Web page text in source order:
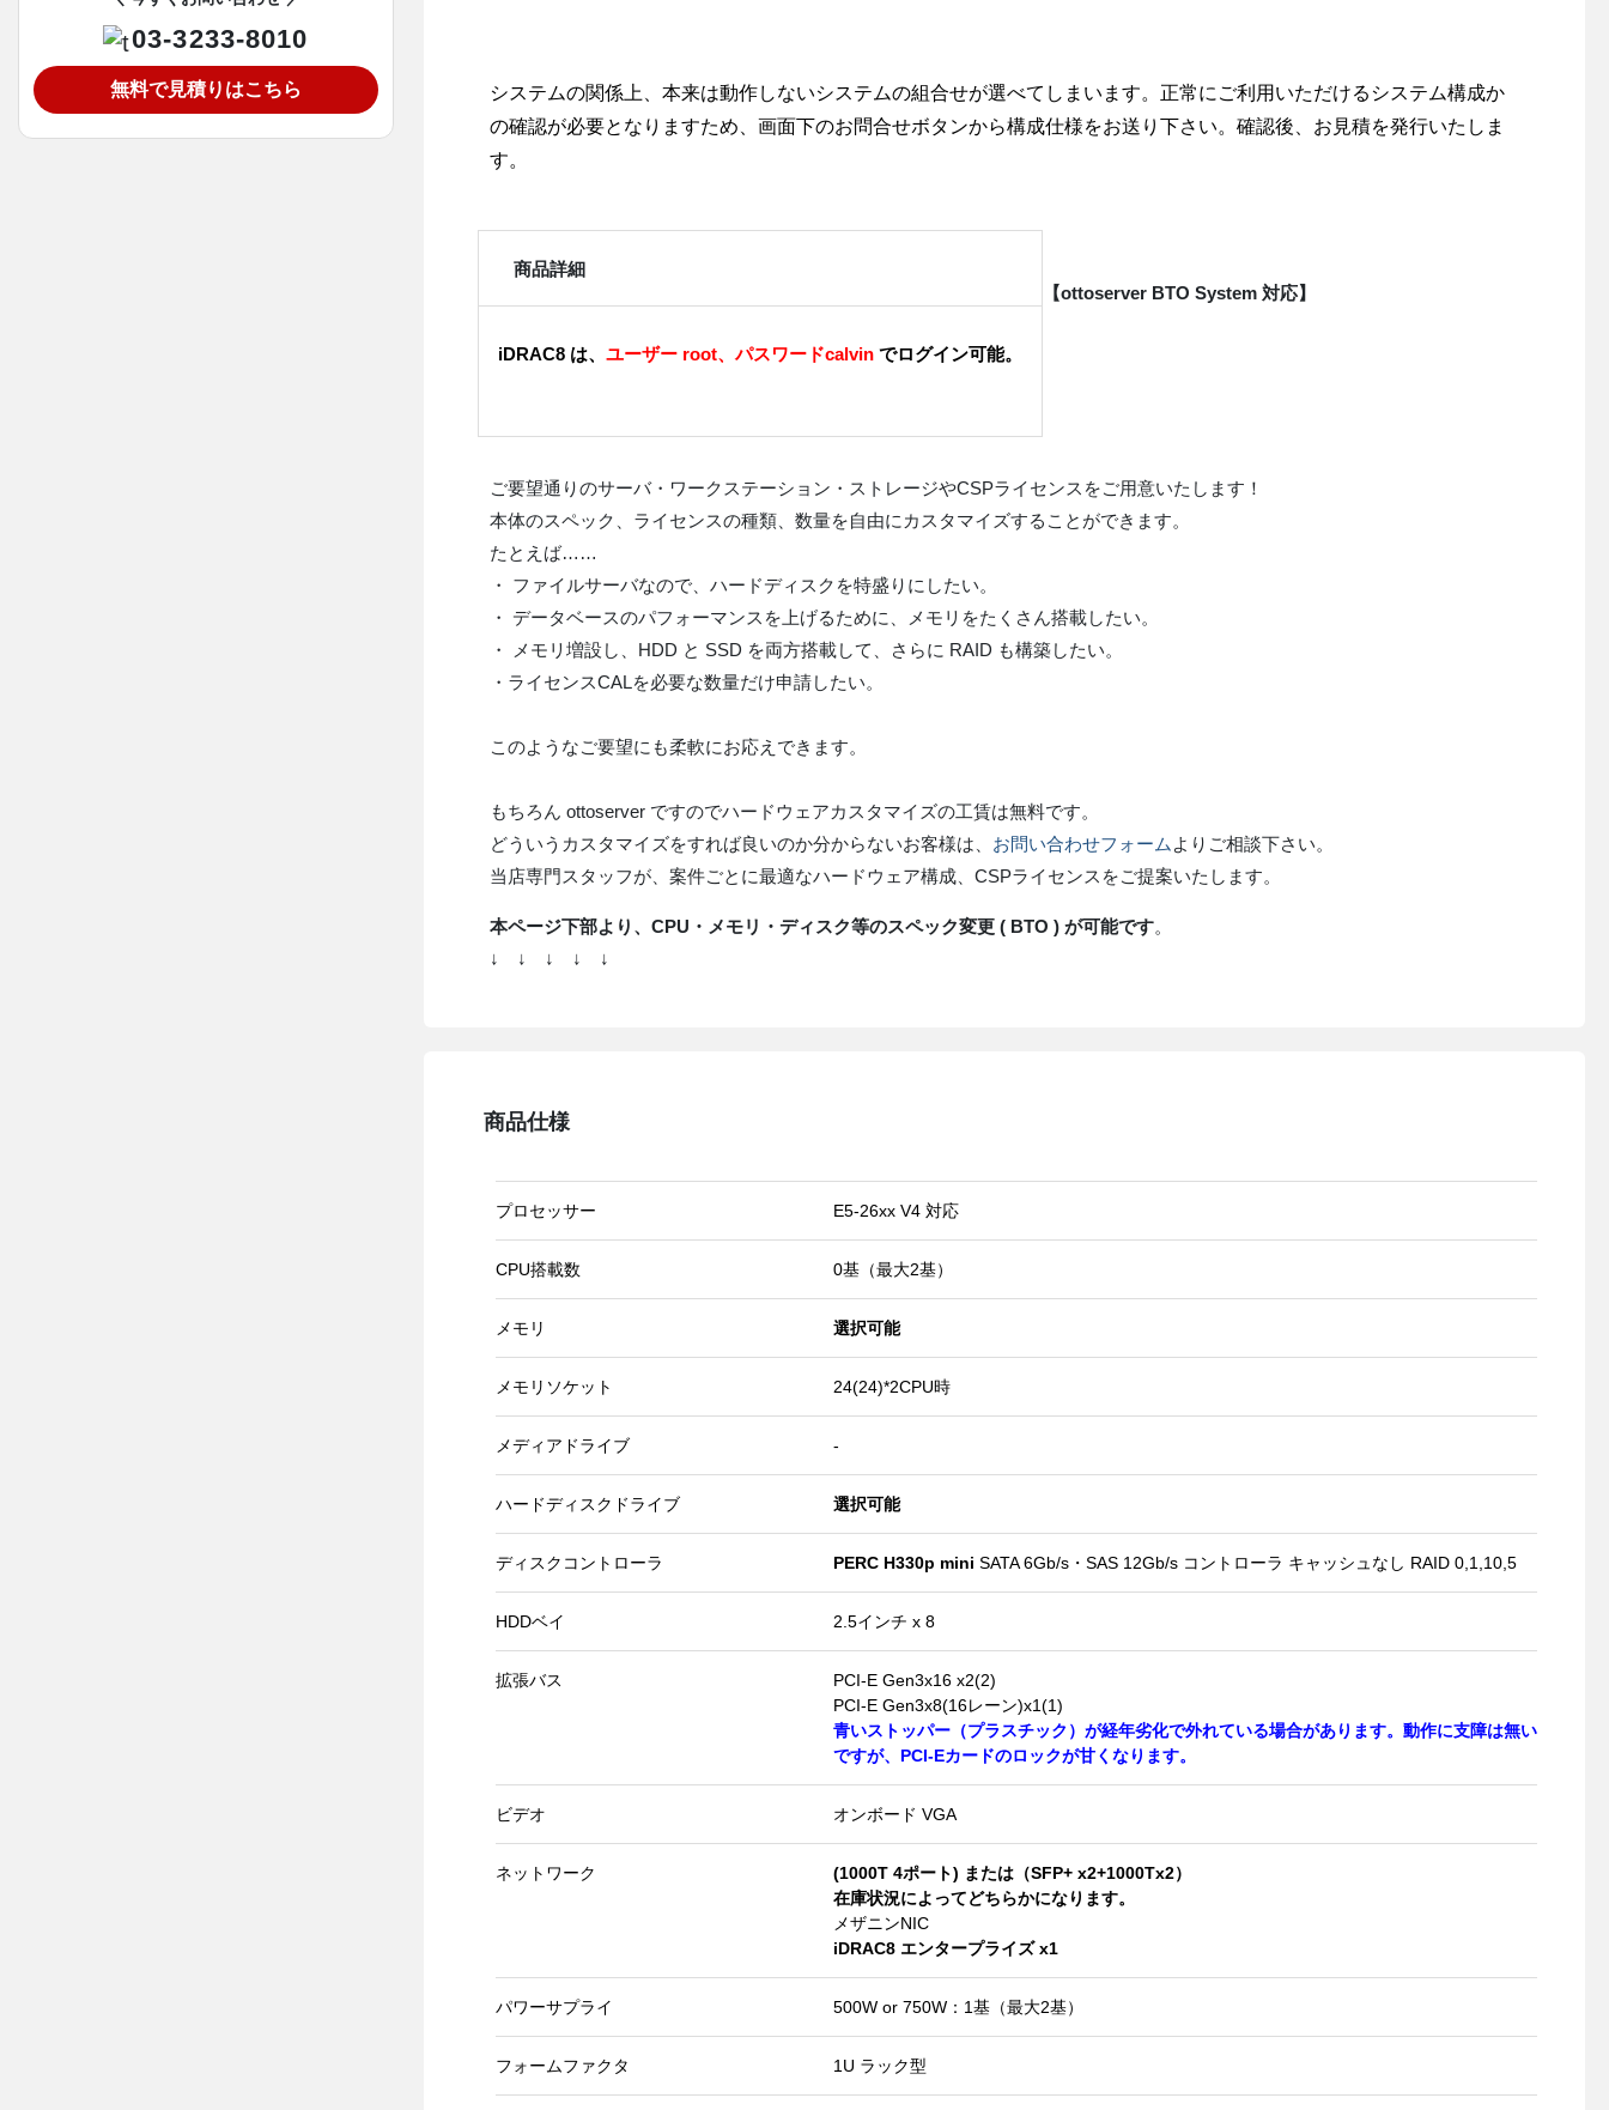
システムの関係上、本来は動作しないシステムの組合せが選べてしまいます。正常にご利用いただけるシステム構成か
の確認が必要となりますため、画面下のお問合せボタンから構成仕様をお送り下さい。確認後、お見積を発行いたしま
す。
商品詳細
iDRAC8 は、 ユーザー root、パスワードcalvinでログイン可能。
【ottoserver BTO System 対応】
ご要望通りのサーバ・ワークステーション・ストレージやCSPライセンスをご用意いたします！
本体のスペック、ライセンスの種類、数量を自由にカスタマイズすることができます。
たとえば……
・ ファイルサーバなので、ハードディスクを特盛りにしたい。
・ データベースのパフォーマンスを上げるために、メモリをたくさん搭載したい。
・ メモリ増設し、HDD と SSD を両方搭載して、さらに RAID も構築したい。
・ライセンスCALを必要な数量だけ申請したい。
このようなご要望にも柔軟にお応えできます。
もちろん ottoserver ですのでハードウェアカスタマイズの工賃は無料です。
どういうカスタマイズをすれば良いのか分からないお客様は、 お問い合わせフォームよりご相談下さい。
当店専門スタッフが、案件ごとに最適なハードウェア構成、CSPライセンスをご提案いたします。
本ページ下部より、CPU・メモリ・ディスク等のスペック変更 ( BTO ) が可能です。
↓ ↓ ↓ ↓ ↓
商品仕様
プロセッサー E5-26xx V4 対応
CPU搭載数 0基（最大2基）
メモリ 選択可能
メモリソケット 24(24)*2CPU時
メディアドライブ -
ハードディスクドライブ 選択可能
ディスクコントローラ PERC H330p mini SATA 6Gb/s・SAS 12Gb/s コントローラ キャッシュなし RAID 0,1,10,5
HDDベイ 2.5インチ x 8
拡張バス
PCI-E Gen3x16 x2(2)
PCI-E Gen3x8(16レーン)x1(1)
青いストッパー（プラスチック）が経年劣化で外れている場合があります。動作に支障は無い
ですが、PCI-Eカードのロックが甘くなります。
ビデオ オンボード VGA
ネットワーク
(1000T 4ポート) または（SFP+ x2+1000Tx2）
在庫状況によってどちらかになります。
メザニンNIC
iDRAC8 エンタープライズ x1
パワーサプライ 500W or 750W：1基（最大2基）
フォームファクタ 1U ラック型
03-3233-8010
無料で見積りはこちら